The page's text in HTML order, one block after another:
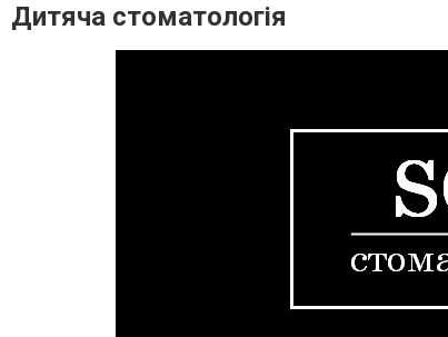
Дитяча стоматологія